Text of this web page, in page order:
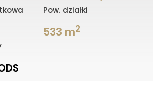
Pow. działki
533 m2